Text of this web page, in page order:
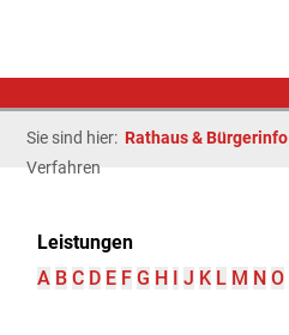
Sie sind hier: Rathaus & Bürgerinfo
Verfahren
Leistungen
A B C D E F G H I J K L M N O